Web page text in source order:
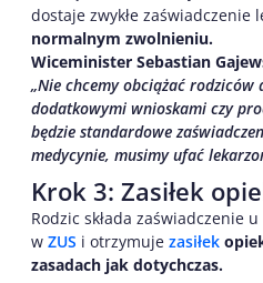
dostaje zwykłe zaświadczenie
normalnym zwolnieniu.
Wiceminister Sebastian
„Nie chcemy obciążać
dodatkowymi wnioskami czy
będzie standardowe
medycynie, musimy ufać
Krok 3: Zasiłek
Rodzic składa zaświadczenie
w ZUS i otrzymuje zasiłek
zasadach jak dotychczas.